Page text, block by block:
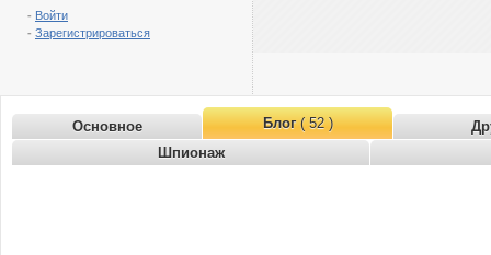
- Войти
- Зарегистрироваться
Основное Блог( 52 )
Шпионаж